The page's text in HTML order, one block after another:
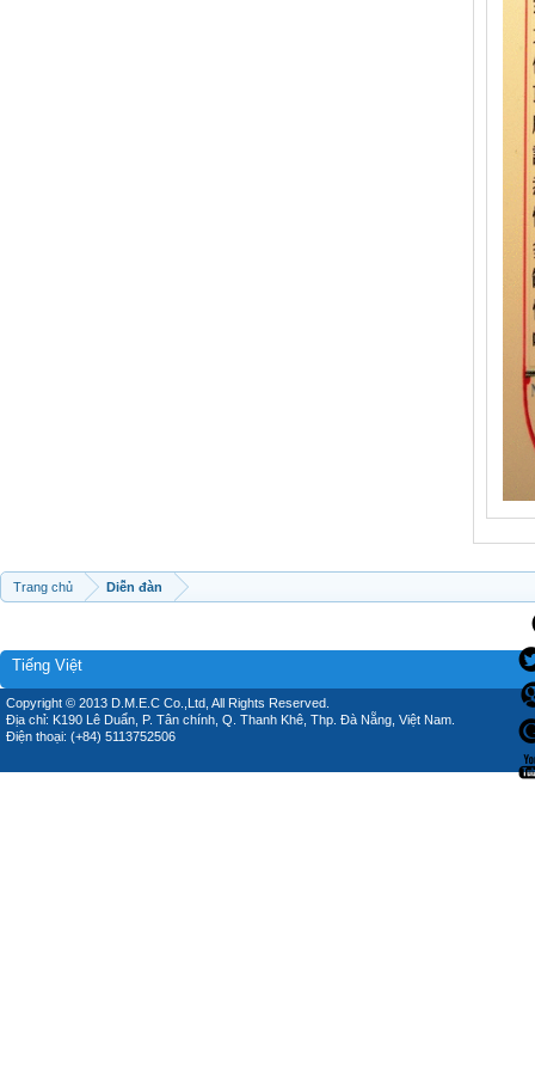
Trang chủ Diễn đàn
Tiếng Việt
Copyright © 2013 D.M.E.C Co.,Ltd, All Rights Reserved.
Địa chỉ: K190 Lê Duẩn, P. Tân chính, Q. Thanh Khê, Thp. Đà Nẵng, Việt Nam.
Điện thoại: (+84) 5113752506